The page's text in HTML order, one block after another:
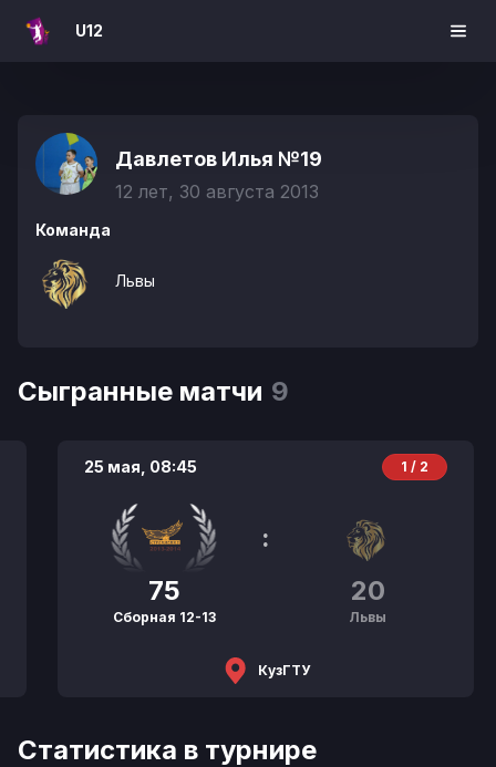
U12
Давлетов Илья №19
12 лет, 30 августа 2013
Команда
Львы
Сыгранные матчи 9
25 мая, 08:45 1 / 2
75
Сборная 12-13
:
20
Львы
КузГТУ
Статистика в турнире